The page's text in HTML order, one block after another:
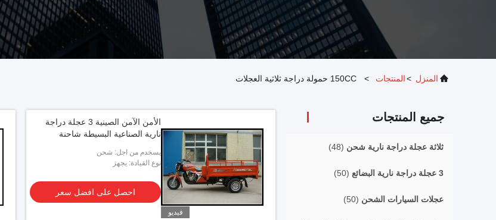
المنزل >المنتجات > 150CC حمولة دراجة ثلاثية العجلات
جميع المنتجات
ثلاثة عجلة دراجة نارية شحن (48)
3 عجلة دراجة نارية البضائع (50)
عجلات السيارات الشحن (50)
فيديو
الأمن الآمن الصينية 3 عجلة دراجة
نارية الصناعية البسيطة شاحنة
يسخدم من اجل: شحن
نوع القيادة: يجهز
احصل على افضل سعر